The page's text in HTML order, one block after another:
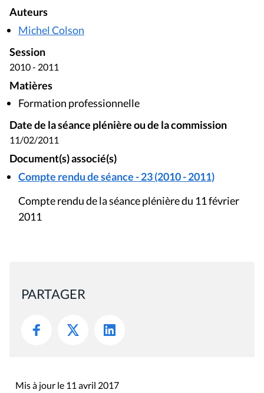
Auteurs
Michel Colson
Session
2010 - 2011
Matières
Formation professionnelle
Date de la séance plénière ou de la commission
11/02/2011
Document(s) associé(s)
Compte rendu de séance - 23 (2010 - 2011)
Compte rendu de la séance plénière du 11 février
2011
PARTAGER
Mis à jour le 11 avril 2017